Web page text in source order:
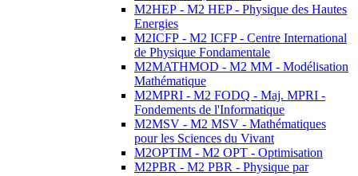
M2HEP - M2 HEP - Physique des Hautes
Energies
M2ICFP - M2 ICFP - Centre International
de Physique Fondamentale
M2MATHMOD - M2 MM - Modélisation
Mathématique
M2MPRI - M2 FODQ - Maj. MPRI -
Fondements de l'Informatique
M2MSV - M2 MSV - Mathématiques
pour les Sciences du Vivant
M2OPTIM - M2 OPT - Optimisation
M2PBR - M2 PBR - Physique par